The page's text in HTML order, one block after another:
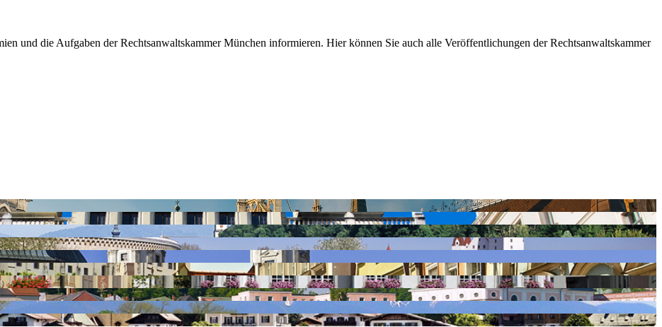
und die Aufgaben der Rechtsanwaltskammer München informieren. Hier können Sie auch alle Veröffentlichungen der Rechtsanwaltskammer